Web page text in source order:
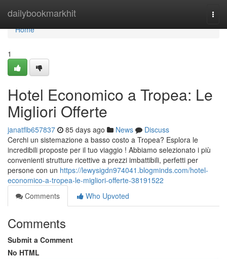
dailybookmarkhit
Home
Home
1
Hotel Economico a Tropea: Le
Migliori Offerte
janatflb657837 85 days ago News
Discuss
Cerchi un sistemazione a basso costo a Tropea? Esplora le
incredibili proposte per il tuo viaggio ! Abbiamo selezionato i più
convenienti strutture ricettive a prezzi imbattibili, perfetti per
persone con un https://lewysigdn974041.blogminds.com/hotel-
economico-a-tropea-le-migliori-offerte-38191522
Comments
Who Upvoted
Comments
Submit a Comment
No HTML